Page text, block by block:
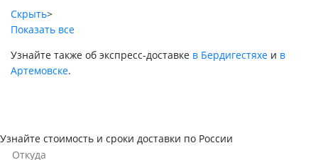
Скрыть>
Показать все
Узнайте также об экспресс-доставке в Бердигестяхе и в
Артемовске.
Узнайте стоимость и сроки доставки по России